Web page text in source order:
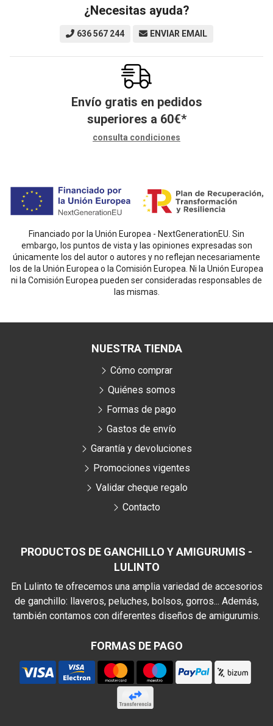
¿Necesitas ayuda?
636 567 244 ENVIAR EMAIL
Envío gratis en pedidos
superiores a 60€*
consulta condiciones
Financiado por la Unión Europea - NextGenerationEU. Sin
embargo, los puntos de vista y las opiniones expresadas son
únicamente los del autor o autores y no reflejan necesariamente
los de la Unión Europea o la Comisión Europea. Ni la Unión Europea
ni la Comisión Europea pueden ser consideradas responsables de
las mismas.
PRODUCTOS DE GANCHILLO Y AMIGURUMIS -
LULINTO
En Lulinto te ofrecemos una amplia variedad de accesorios
de ganchillo: llaveros, peluches, bolsos, gorros... Además,
también contamos con diferentes diseños de amigurumis.
FORMAS DE PAGO
NUESTRA TIENDA
Cómo comprar
Quiénes somos
Formas de pago
Gastos de envío
Garantía y devoluciones
Promociones vigentes
Validar cheque regalo
Contacto